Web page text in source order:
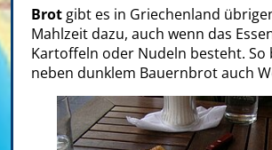
Brot gibt es in Griechenland
Mahlzeit dazu, auch wenn das
Kartoffeln oder Nudeln besteht. So
neben dunklem Bauernbrot auch